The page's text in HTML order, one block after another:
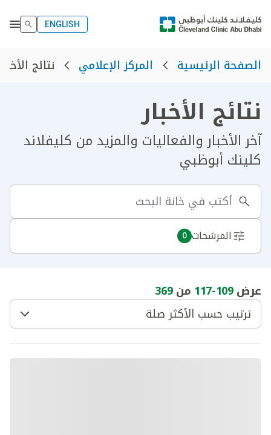
ENGLISH
الصفحة الرئيسية المركز الإعلامي نتائج
نتائج الأخبار
آخر الأخبار والفعاليات والمزيد من كليفلاند
كلينك أبوظبي
المرشحات 0
عرض109
-
117 من369
ترتيب حسب الأكثر صلة